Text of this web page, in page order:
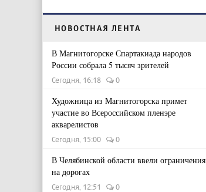
НОВОСТНАЯ ЛЕНТА
В Магнитогорске Спартакиада народов
России собрала 5 тысяч зрителей
Сегодня, 16:18 0
Художница из Магнитогорска примет
участие во Всероссийском пленэре
акварелистов
Сегодня, 15:00 0
В Челябинской области ввели ограничения
на дорогах
Сегодня, 12:51 0